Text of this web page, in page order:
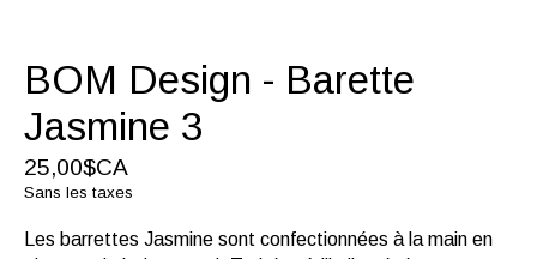
BOM Design - Barette
Jasmine 3
25,00$CA
Sans les taxes
Les barrettes Jasmine sont confectionnées à la main en